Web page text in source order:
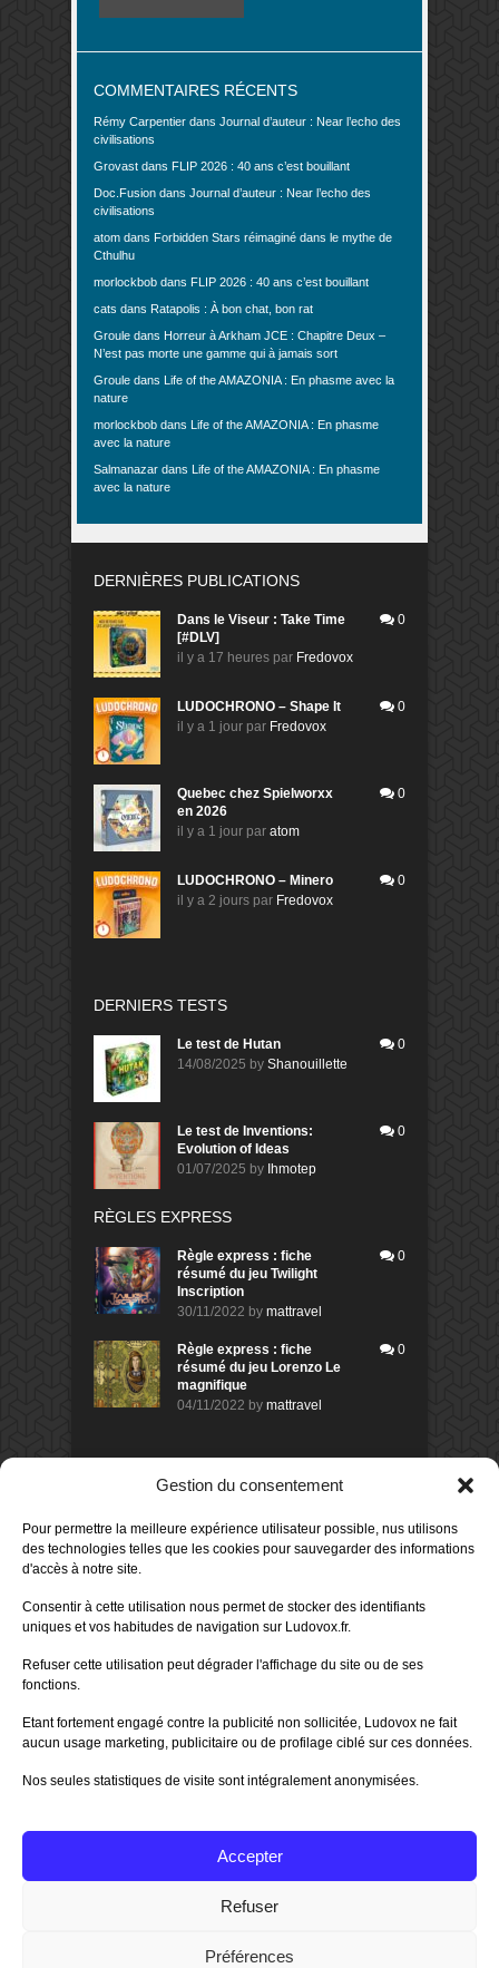
Gestion du consentement
Pour permettre la meilleure expérience utilisateur possible, nus utilisons
des technologies telles que les cookies pour sauvegarder des informations
d'accès à notre site.
Consentir à cette utilisation nous permet de stocker des identifiants
uniques et vos habitudes de navigation sur Ludovox.fr.
Refuser cette utilisation peut dégrader l'affichage du site ou de ses
fonctions.
Etant fortement engagé contre la publicité non sollicitée, Ludovox ne fait
aucun usage marketing, publicitaire ou de profilage ciblé sur ces données.
Nos seules statistiques de visite sont intégralement anonymisées.
Accepter
Refuser
Préférences
COMMENTAIRES RÉCENTS
Rémy Carpentier dans Journal d’auteur : Near l’echo des
civilisations
Grovast dans FLIP 2026 : 40 ans c’est bouillant
Doc.Fusion dans Journal d’auteur : Near l’echo des
civilisations
atom dans Forbidden Stars réimaginé dans le mythe de
Cthulhu
morlockbob dans FLIP 2026 : 40 ans c’est bouillant
cats dans Ratapolis : À bon chat, bon rat
Groule dans Horreur à Arkham JCE : Chapitre Deux –
N’est pas morte une gamme qui à jamais sort
Groule dans Life of the AMAZONIA : En phasme avec la
nature
morlockbob dans Life of the AMAZONIA : En phasme
avec la nature
Salmanazar dans Life of the AMAZONIA : En phasme
avec la nature
DERNIÈRES PUBLICATIONS
Dans le Viseur : Take Time
[#DLV]
il y a 17 heures par Fredovox
0
LUDOCHRONO – Shape It
il y a 1 jour par Fredovox
0
Quebec chez Spielworxx
en 2026
il y a 1 jour par atom
0
LUDOCHRONO – Minero
il y a 2 jours par Fredovox
0
DERNIERS TESTS
Le test de Hutan
14/08/2025 by Shanouillette
0
Le test de Inventions:
Evolution of Ideas
01/07/2025 by Ihmotep
0
RÈGLES EXPRESS
Règle express : fiche
résumé du jeu Twilight
Inscription
30/11/2022 by mattravel
0
Règle express : fiche
résumé du jeu Lorenzo Le
magnifique
04/11/2022 by mattravel
0
DERNIERS AVIS DES MEMBRES
Avis de
Sur le jeu Collect!
il y a 1 jour
Avis demorlockbob
Sur le jeu Detective Box - Ciao
Publié leil y a 2 jours
80%
Sur le jeu Detective Box - Ciao
Bella
Nos Partenaires| Fat Media © 2013 All